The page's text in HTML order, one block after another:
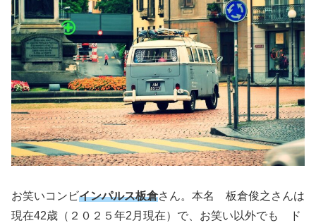
お笑いコンビインパルス板倉さん。本名 板倉俊之さんは
現在42歳（２０２５年2月現在）で、お笑い以外でも ド